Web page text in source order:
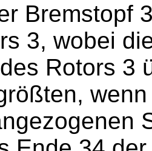
Bremstopf
3, wobei
Rotors 3